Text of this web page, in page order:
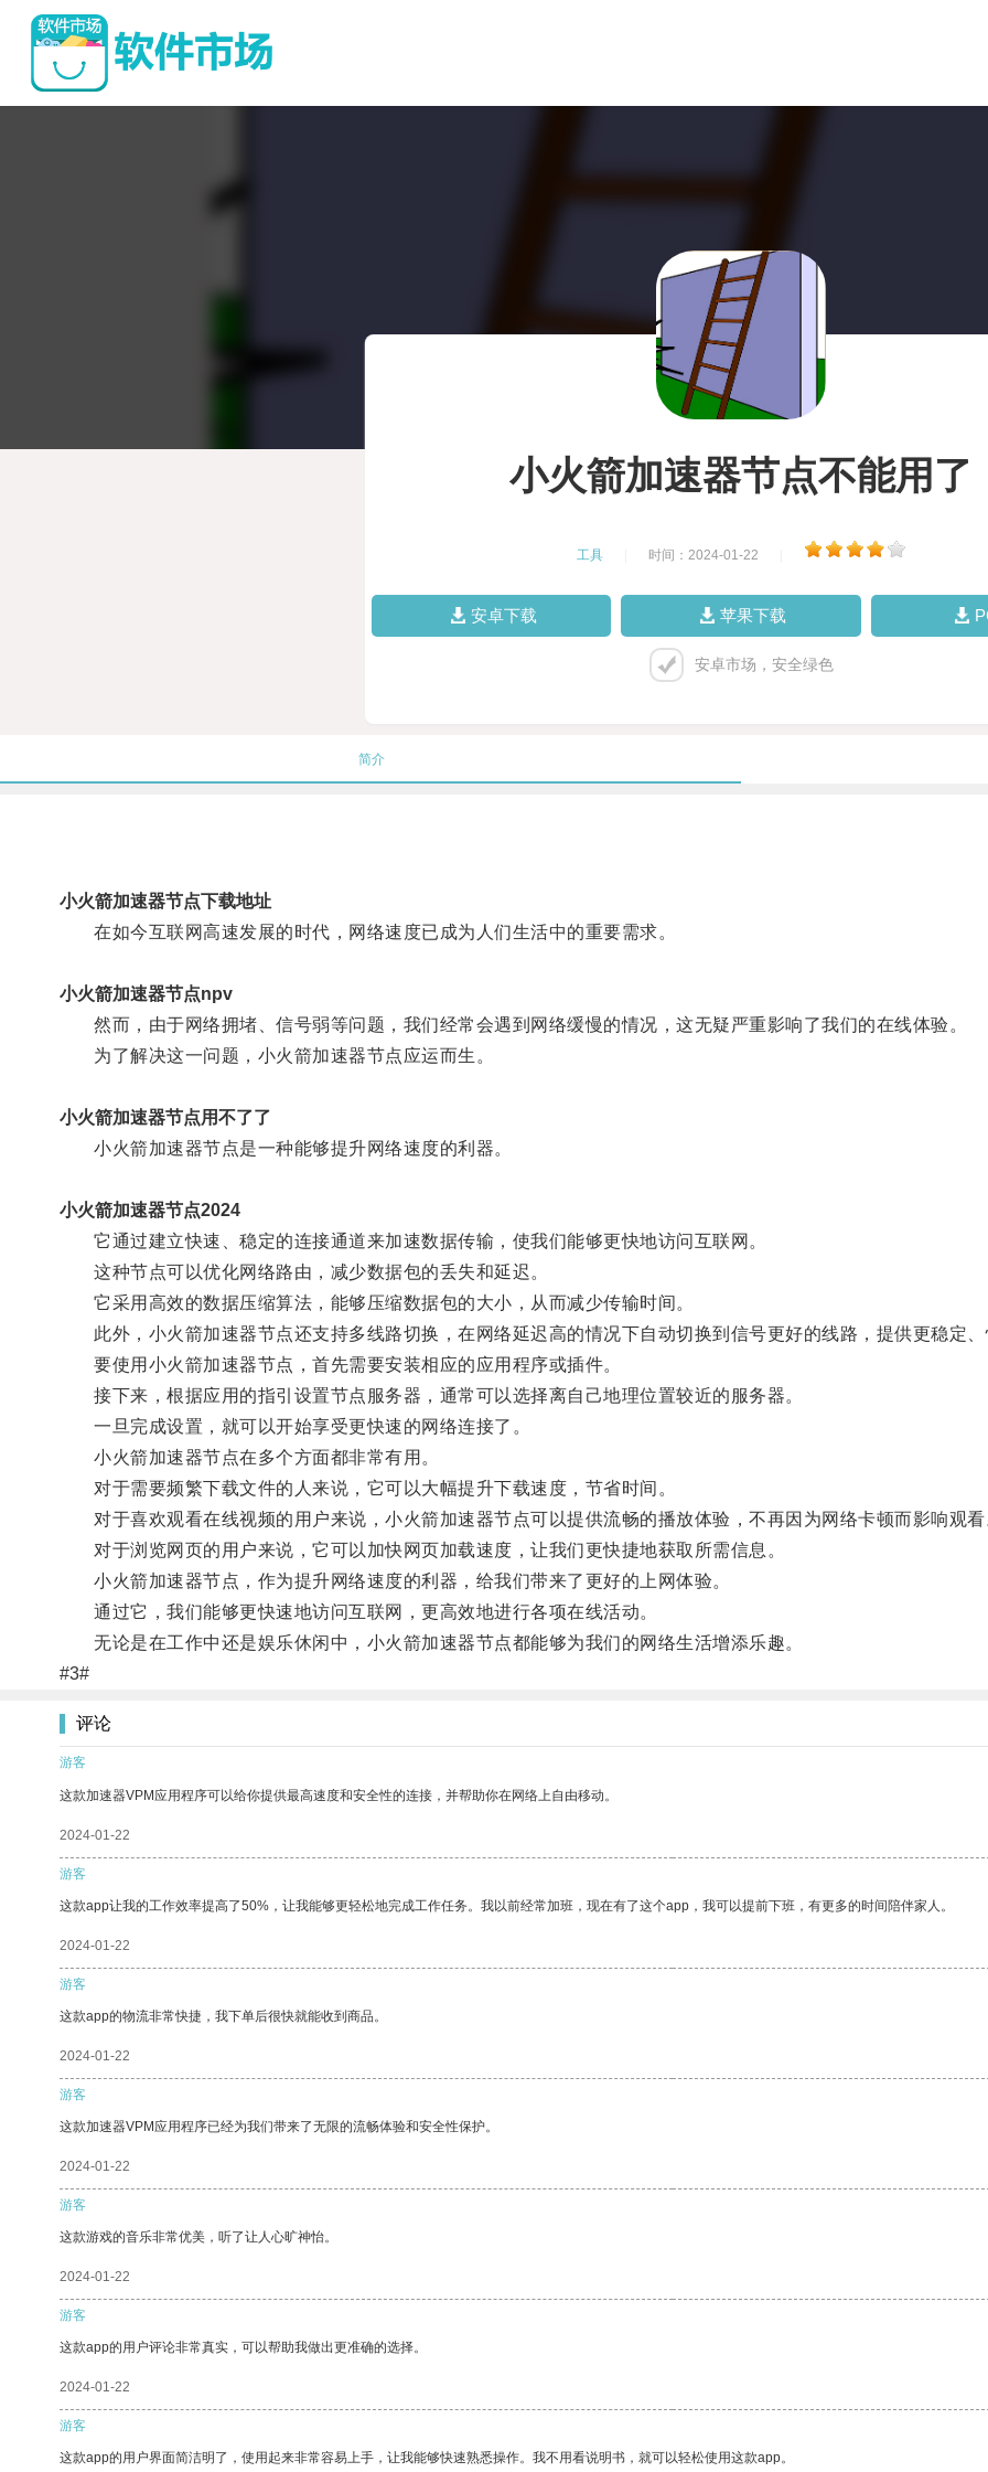
小火箭加速器节点不能用了
工具 时间：2024-01-22
安卓下载 苹果下载
安卓市场，安全绿色
简介
小火箭加速器节点下载地址
在如今互联网高速发展的时代，网络速度已成为人们生活中的重要需求。
小火箭加速器节点npv
然而，由于网络拥堵、信号弱等问题，我们经常会遇到网络缓慢的情况，这无疑严重影响了我们的在线体验。
为了解决这一问题，小火箭加速器节点应运而生。
小火箭加速器节点用不了了
小火箭加速器节点是一种能够提升网络速度的利器。
小火箭加速器节点2024
它通过建立快速、稳定的连接通道来加速数据传输，使我们能够更快地访问互联网。
这种节点可以优化网络路由，减少数据包的丢失和延迟。
它采用高效的数据压缩算法，能够压缩数据包的大小，从而减少传输时间。
此外，小火箭加速器节点还支持多线路切换，在网络延迟高的情况下自动切换到信号更好的线路，提供更稳定、
要使用小火箭加速器节点，首先需要安装相应的应用程序或插件。
接下来，根据应用的指引设置节点服务器，通常可以选择离自己地理位置较近的服务器。
一旦完成设置，就可以开始享受更快速的网络连接了。
小火箭加速器节点在多个方面都非常有用。
对于需要频繁下载文件的人来说，它可以大幅提升下载速度，节省时间。
对于喜欢观看在线视频的用户来说，小火箭加速器节点可以提供流畅的播放体验，不再因为网络卡顿而影响观看
对于浏览网页的用户来说，它可以加快网页加载速度，让我们更快捷地获取所需信息。
小火箭加速器节点，作为提升网络速度的利器，给我们带来了更好的上网体验。
通过它，我们能够更快速地访问互联网，更高效地进行各项在线活动。
无论是在工作中还是娱乐休闲中，小火箭加速器节点都能够为我们的网络生活增添乐趣。
#3#
评论
游客
这款加速器VPM应用程序可以给你提供最高速度和安全性的连接，并帮助你在网络上自由移动。
2024-01-22
游客
这款app让我的工作效率提高了50%，让我能够更轻松地完成工作任务。我以前经常加班，现在有了这个app，我可以提前下班，有更多的时间陪伴家人。
2024-01-22
游客
这款app的物流非常快捷，我下单后很快就能收到商品。
2024-01-22
游客
这款加速器VPM应用程序已经为我们带来了无限的流畅体验和安全性保护。
2024-01-22
游客
这款游戏的音乐非常优美，听了让人心旷神怡。
2024-01-22
游客
这款app的用户评论非常真实，可以帮助我做出更准确的选择。
2024-01-22
游客
这款app的用户界面简洁明了，使用起来非常容易上手，让我能够快速熟悉操作。我不用看说明书，就可以轻松使用这款app。